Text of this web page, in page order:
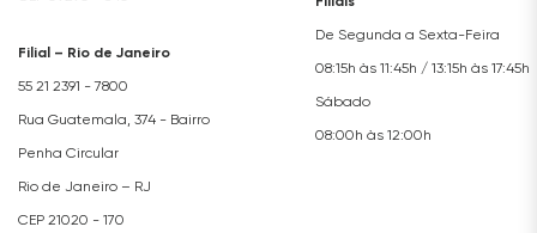
Filial – Rio de Janeiro
55 21 2391 - 7800
Rua Guatemala, 374 - Bairro
Penha Circular
Rio de Janeiro – RJ
CEP 21020 - 170
De Segunda a Sexta-Feira
08:15h às 11:45h / 13:15h às 17:45h
Sábado
08:00h às 12:00h